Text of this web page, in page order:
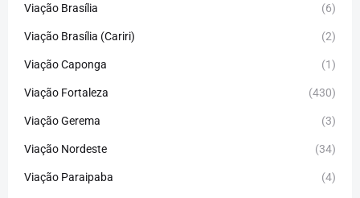
Viação Brasília (6)
Viação Brasília (Cariri) (2)
Viação Caponga (1)
Viação Fortaleza (430)
Viação Gerema (3)
Viação Nordeste (34)
Viação Paraipaba (4)